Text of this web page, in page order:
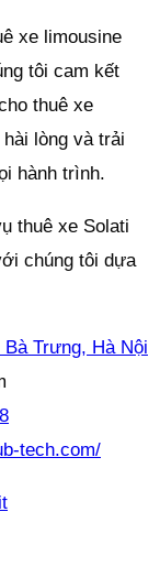
xe limousine
tôi cam kết
thuê xe
lòng và trải
hành trình.
thuê xe Solati
chúng tôi dựa
Trưng, Hà Nội
tech.com/